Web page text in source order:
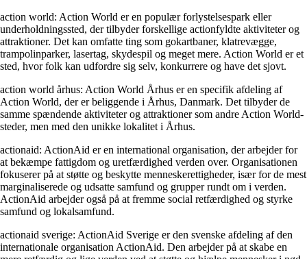
action world: Action World er en populær forlystelsespark eller
underholdningssted, der tilbyder forskellige actionfyldte aktiviteter og
attraktioner. Det kan omfatte ting som gokartbaner, klatrevægge,
trampolinparker, lasertag, skydespil og meget mere. Action World er et
sted, hvor folk kan udfordre sig selv, konkurrere og have det sjovt.
action world århus: Action World Århus er en specifik afdeling af
Action World, der er beliggende i Århus, Danmark. Det tilbyder de
samme spændende aktiviteter og attraktioner som andre Action World-
steder, men med den unikke lokalitet i Århus.
actionaid: ActionAid er en international organisation, der arbejder for
at bekæmpe fattigdom og uretfærdighed verden over. Organisationen
fokuserer på at støtte og beskytte menneskerettigheder, især for de mest
marginaliserede og udsatte samfund og grupper rundt om i verden.
ActionAid arbejder også på at fremme social retfærdighed og styrke
samfund og lokalsamfund.
actionaid sverige: ActionAid Sverige er den svenske afdeling af den
internationale organisation ActionAid. Den arbejder på at skabe en